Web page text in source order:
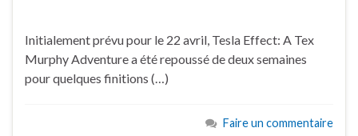
Initialement prévu pour le 22 avril, Tesla Effect: A Tex
Murphy Adventure a été repoussé de deux semaines
pour quelques finitions (…)
Faire un commentaire